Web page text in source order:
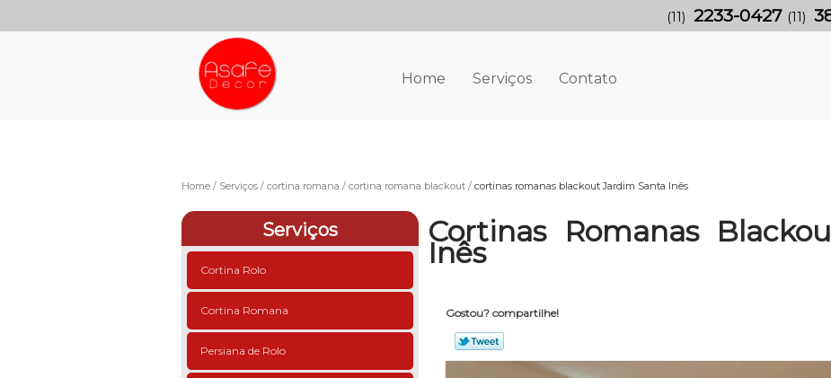
Home Serviços Contato
(11) 2233-0427 (11)
Home Serviços cortina romana cortina romana blackout cortinas romanas blackout Jardim Santa Inês
Serviços
Cortina Rolo
Cortina Romana
Persiana de Rolo
Cortinas Romanas
Inês
Gostou? compartilhe!